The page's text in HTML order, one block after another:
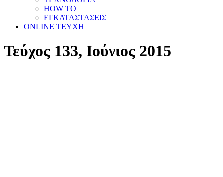
HOW TO
ΕΓΚΑΤΑΣΤΑΣΕΙΣ
ONLINE TEYXH
Τεύχος 133, Ιούνιος 2015